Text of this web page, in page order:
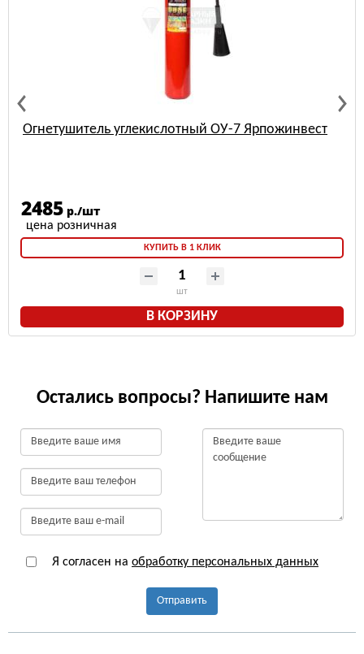
Огнетушитель углекислотный ОУ-7 Ярпожинвест
2485 р./шт
КУПИТЬ В 1 КЛИК
шт
В КОРЗИНУ
Остались вопросы? Напишите нам
Я согласен на обработку персональных данных
Отправить